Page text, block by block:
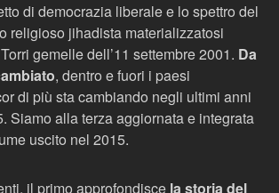
di democrazia liberale e lo spettro del
religioso jihadista materializzatosi
gemelle dell’11 settembre 2001. Da
, dentro e fuori i paesi
di più sta cambiando negli ultimi anni
Siamo alla terza aggiornata e integrata
uscito nel 2015.
il primo approfondisce la storia del